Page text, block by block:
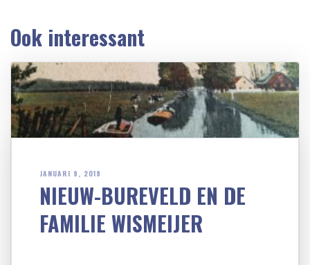
Ook interessant
JANUARI 9, 2019
NIEUW-BUREVELD EN DE
FAMILIE WISMEIJER